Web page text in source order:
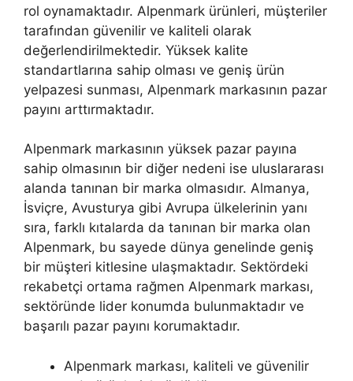
rol oynamaktadır. Alpenmark ürünleri, müşteriler
tarafından güvenilir ve kaliteli olarak
değerlendirilmektedir. Yüksek kalite
standartlarına sahip olması ve geniş ürün
yelpazesi sunması, Alpenmark markasının pazar
payını arttırmaktadır.
Alpenmark markasının yüksek pazar payına
sahip olmasının bir diğer nedeni ise uluslararası
alanda tanınan bir marka olmasıdır. Almanya,
İsviçre, Avusturya gibi Avrupa ülkelerinin yanı
sıra, farklı kıtalarda da tanınan bir marka olan
Alpenmark, bu sayede dünya genelinde geniş
bir müşteri kitlesine ulaşmaktadır. Sektördeki
rekabetçi ortama rağmen Alpenmark markası,
sektöründe lider konumda bulunmaktadır ve
başarılı pazar payını korumaktadır.
Alpenmark markası, kaliteli ve güvenilir